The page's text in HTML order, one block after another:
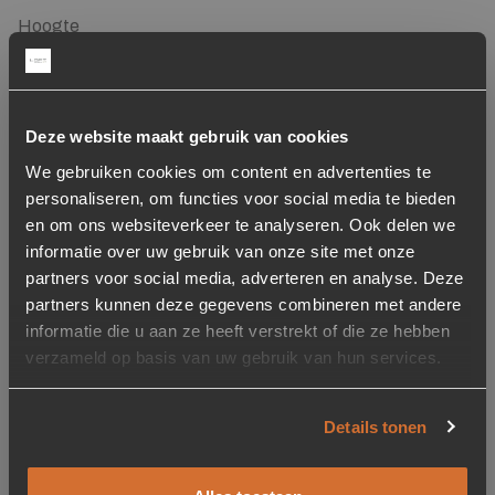
Deze website maakt gebruik van cookies
We gebruiken cookies om content en advertenties te
personaliseren, om functies voor social media te bieden
en om ons websiteverkeer te analyseren. Ook delen we
informatie over uw gebruik van onze site met onze
partners voor social media, adverteren en analyse. Deze
partners kunnen deze gegevens combineren met andere
informatie die u aan ze heeft verstrekt of die ze hebben
verzameld op basis van uw gebruik van hun services.
Details tonen
Hoogte
78 cm
37 cm
Zithoogte
50 cm